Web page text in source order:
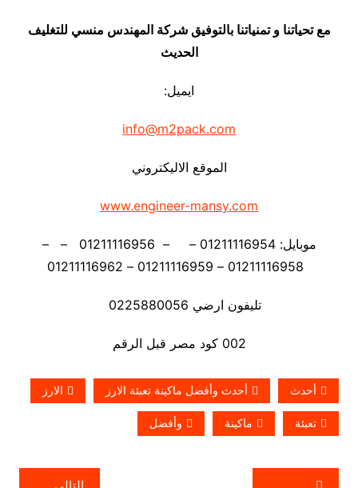
مع تحياتنا و تمنياتنا بالتوفيق شركة المهندس منسي للتغليف
الحديث
ايميل:
info@m2pack.com
الموقع الاليكتروني
www.engineer-mansy.com
موبايل: 01211116954 – – 01211116956 – –
تليفون ارضي 0225880056
002 كود مصر قبل الرقم
أحدث أحدث وأفضل ماكينة تعبئة الارز الارز
تعبئة ماكينة وأفضل
تصفّح التالي